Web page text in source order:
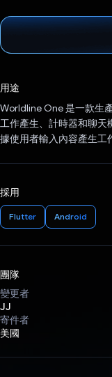
用途
Worldline One 是一款生
工作產生、計時器和聊天
據使用者輸入內容產生工
採用
Flutter Android
團隊
變更者
JJ
寄件者
美國